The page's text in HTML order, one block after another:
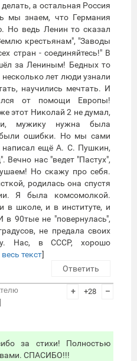
а остальная Россия
мы знаем, что Германия
Но ведь Ленин то сказал
крестьянам", "Заводы
стран - соединяйтесь!" В
за Лениным! Бедных то
лет люди узнали
научились мечтать. И
от помощи Европы!
этот Николай 2 не думал,
мужику нужна была
ошибки. Но мы сами
ещё А. С. Пушкин,
Вечно нас "ведет "Пастух",
Но скажу про себя.
родилась она спустя
Я была комсомолкой.
в школе, и в институте, и
в 90тые не "повернулась",
не предала своих
Нас, в СССР, хорошо
текст]
Ответить
+ +28 –
за стихи! Полностью
СПАСИБО!!!